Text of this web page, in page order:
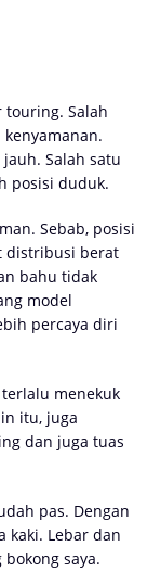
touring. Salah
Salah satu
posisi duduk.
Sebab, posisi
distribusi berat
bahu tidak
model
percaya diri
menekuk
itu, juga
dan juga tuas
pas. Dengan
kaki. Lebar dan
saya.